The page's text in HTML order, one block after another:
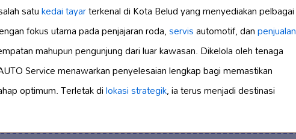
satukedai tayarterkenal di Kota Belud yang menyediakan pelbagai
fokus utama pada penjajaran roda,servisautomotif, danpenjualan
mahupun pengunjung dari luar kawasan. Dikelola oleh tenaga
Service menawarkan penyelesaian lengkap bagi memastikan
optimum. Terletak dilokasi strategik, ia terus menjadi destinasi